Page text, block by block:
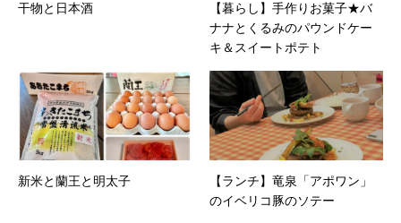
干物と日本酒
【暮らし】手作りお菓子★バ
ナナとくるみのパウンドケー
キ＆スイートポテト
新米と蘭王と明太子
【ランチ】竜泉「アポワン」
のイベリコ豚のソテー